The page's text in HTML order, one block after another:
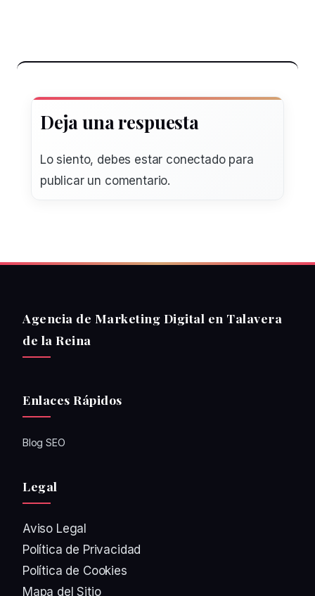
Deja una respuesta
Lo siento, debes estar conectadopara
publicar un comentario.
Agencia de Marketing Digital en Talavera
de la Reina
Enlaces Rápidos
Blog SEO
Legal
Aviso Legal
Política de Privacidad
Política de Cookies
Mapa del Sitio